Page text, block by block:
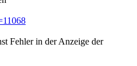
Fehler in der Anzeige der